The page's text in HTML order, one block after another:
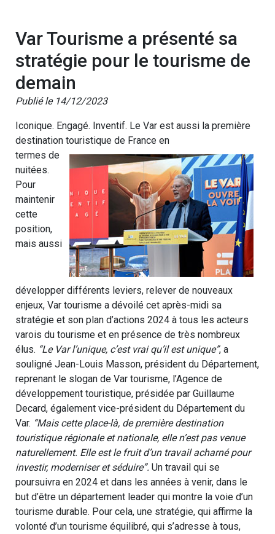
Var Tourisme a présenté sa
stratégie pour le tourisme de
demain
Publié le 14/12/2023
Iconique. Engagé. Inventif. Le Var est aussi la première
destination touristique de France en
termes de
nuitées.
Pour
maintenir
cette
position,
mais aussi
développer différents leviers, relever de nouveaux
enjeux, Var tourisme a dévoilé cet après-midi sa
stratégie et son plan d’actions 2024 à tous les acteurs
varois du tourisme et en présence de très nombreux
élus. “Le Var l’unique, c’est vrai qu’il est unique”, a
souligné Jean-Louis Masson, président du Département,
reprenant le slogan de Var tourisme, l’Agence de
développement touristique, présidée par Guillaume
Decard, également vice-président du Département du
Var. “Mais cette place-là, de première destination
touristique régionale et nationale, elle n’est pas venue
naturellement. Elle est le fruit d’un travail acharné pour
investir, moderniser et séduire”. Un travail qui se
poursuivra en 2024 et dans les années à venir, dans le
but d’être un département leader qui montre la voie d’un
tourisme durable. Pour cela, une stratégie, qui affirme la
volonté d’un tourisme équilibré, qui s’adresse à tous,